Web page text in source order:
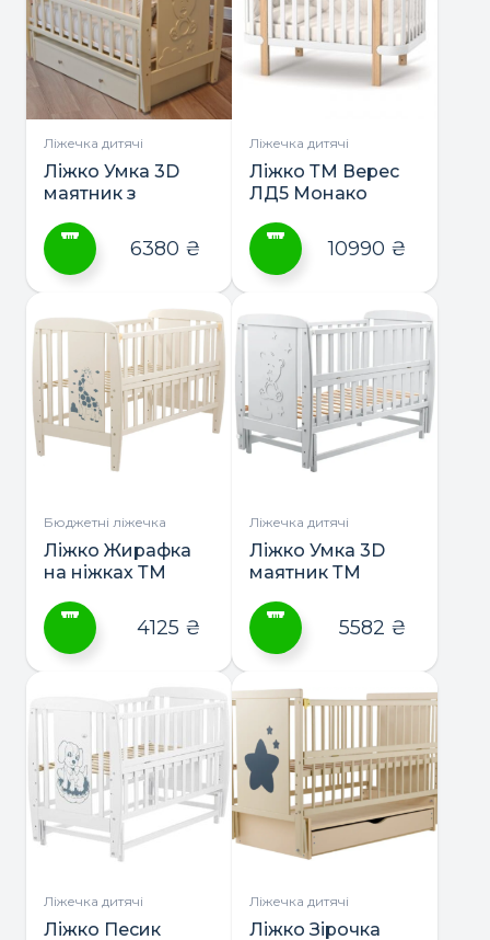
варіантів.
Параметри
можна
сторінці
товару
Ліжечка дитячі
Ліжко Умка 3D
маятник з
Дубик-М
має
кілька
варіантів.
Параметри
можна
вибрати
сторінці
товару
6380 ₴
Ліжечка дитячі
Ліжко ТМ Верес
ЛД5 Монако
товар
має
кілька
варіантів.
Параметри
можна
вибрати
сторінці
товару
10990 ₴
Бюджетні ліжечка
Ліжко Жирафка
на ніжках ТМ
кілька
варіантів.
Параметри
можна
вибрати
сторінці
товару
4125 ₴
Ліжечка дитячі
Ліжко Умка 3D
маятник ТМ
товар
кілька
варіантів.
Параметри
можна
вибрати
сторінці
товару
5582 ₴
Ліжечка дитячі
Ліжко Песик
Ліжечка дитячі
Ліжко Зірочка